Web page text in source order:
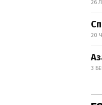
26
20
3